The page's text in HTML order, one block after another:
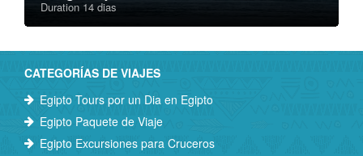
Duration 14 dias
CATEGORÍAS DE VIAJES
Egipto Tours por un Dia en Egipto
Egipto Paquete de Viaje
Egipto Excursiones para Cruceros